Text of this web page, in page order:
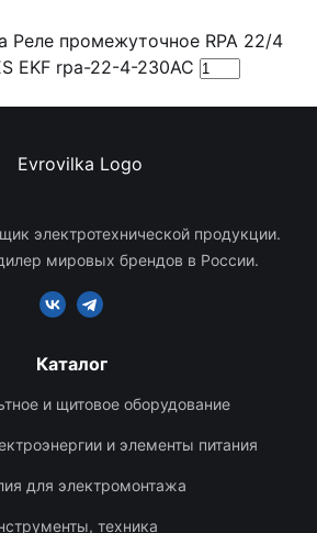
Реле промежуточное RPA 22/4
EKF rpa-22-4-230AC
электротехнической продукции.
мировых брендов в России.
Каталог
и щитовое оборудование
и элементы питания
для электромонтажа
техника